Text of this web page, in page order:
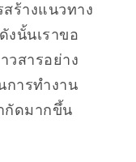
ร้างแนวทาง
งนั้นเราขอ
สารอย่าง
การทำงาน
กัดมากขึ้น